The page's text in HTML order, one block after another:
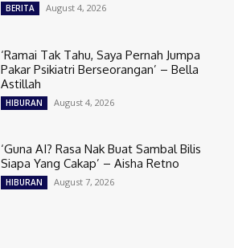
BERITA August 4, 2026
‘Ramai Tak Tahu, Saya Pernah Jumpa
Pakar Psikiatri Berseorangan’ – Bella
Astillah
HIBURAN August 4, 2026
‘Guna AI? Rasa Nak Buat Sambal Bilis
Siapa Yang Cakap’ – Aisha Retno
HIBURAN August 7, 2026